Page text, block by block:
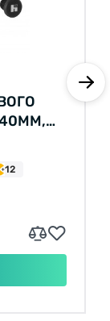
12